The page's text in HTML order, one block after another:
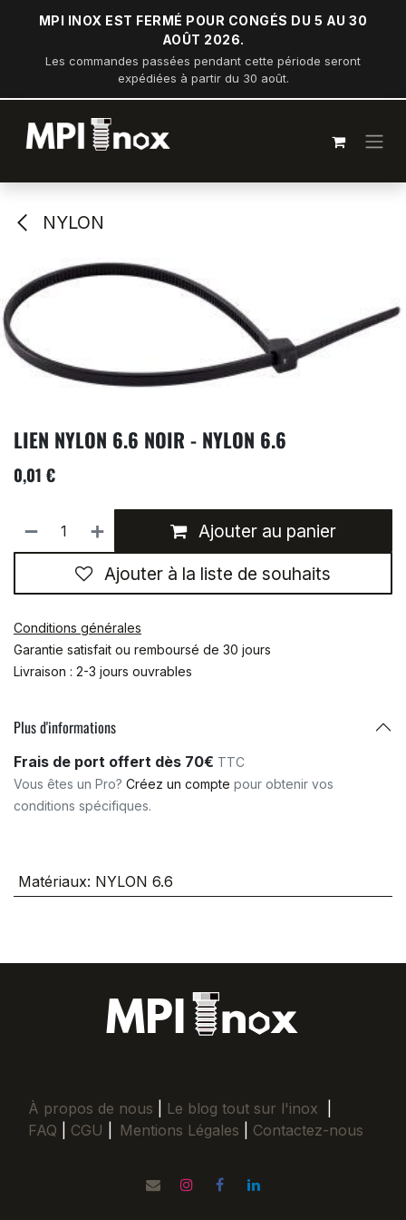
Se rendre au contenu
MPI INOX EST FERMÉ POUR CONGÉS DU 5 AU 30
AOÛT 2026.
Les commandes passées pendant cette période seront
expédiées à partir du 30 août.
NYLON
LIEN NYLON 6.6 NOIR - NYLON 6.6
0,01 €
Ajouter au panier
Ajouter à la liste de souhaits
Conditions générales
Garantie satisfait ou remboursé de 30 jours
Livraison : 2-3 jours ouvrables
Plus d'informations
Frais de port offert dès 70€ TTC
Vous êtes un Pro? Créez un compte pour obtenir vos
conditions spécifiques.
Matériaux: NYLON 6.6
À propos de nous Le blog tout sur l'inox
FAQ
CGU Mentions Légales Contactez-nous